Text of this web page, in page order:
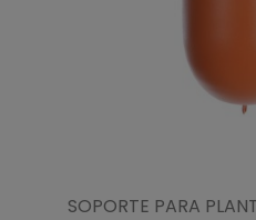
SOPORTE PARA